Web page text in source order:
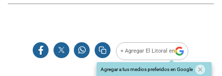
+ Agregar El Litoral en
Agregar a tus medios preferidos en Google